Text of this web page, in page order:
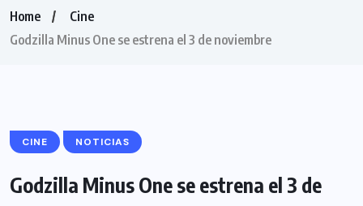
Home
Cine
Godzilla Minus One se estrena el 3 de noviembre
CINE NOTICIAS
Godzilla Minus One se estrena el 3 de